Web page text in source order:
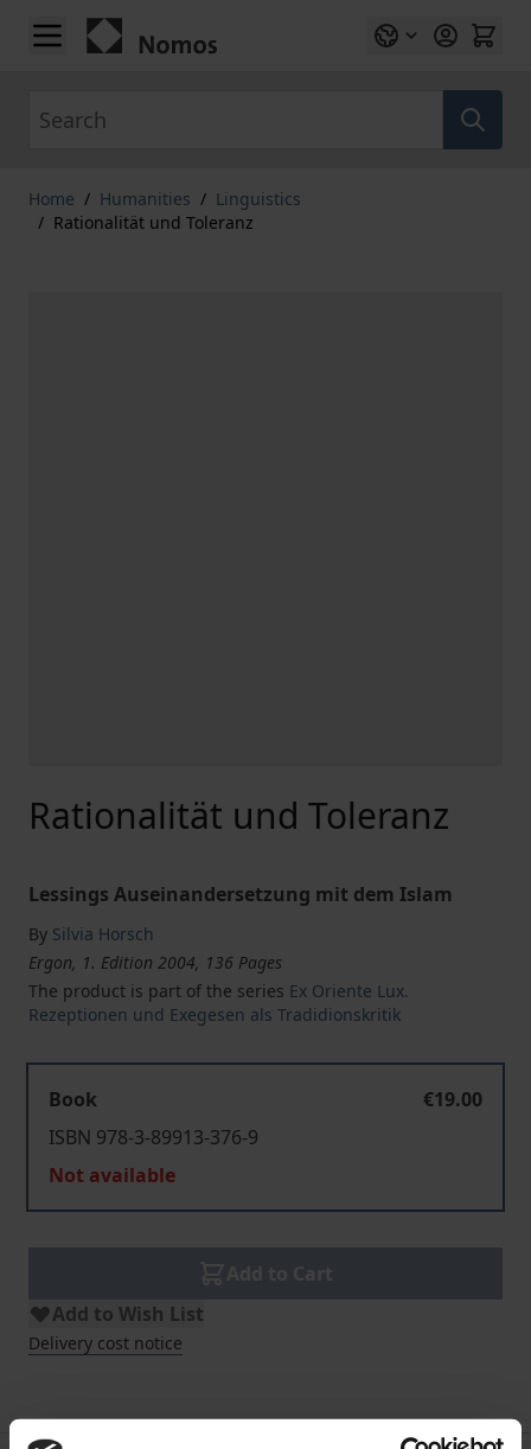
Skip to Content
Home / Humanities / Linguistics
/ Rationalität und Toleranz
Rationalität und Toleranz
Lessings Auseinandersetzung mit dem Islam
By Silvia Horsch
Ergon, 1. Edition 2004, 136 Pages
The product is part of the series Ex Oriente Lux.
Rezeptionen und Exegesen als Tradidionskritik
Book
€19.00
ISBN 978-3-89913-376-9
Not available
Add to Wish List
Delivery cost notice